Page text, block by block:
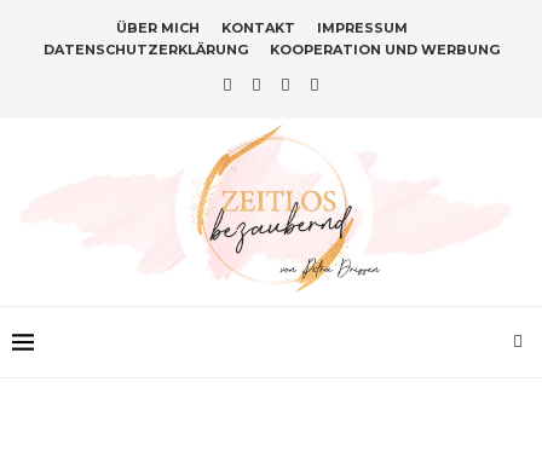
ÜBER MICH KONTAKT
IMPRESSUM
DATENSCHUTZERKLÄRUNG
KOOPERATION UND WERBUNG